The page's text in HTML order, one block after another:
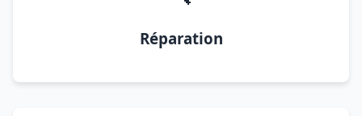
Réparation